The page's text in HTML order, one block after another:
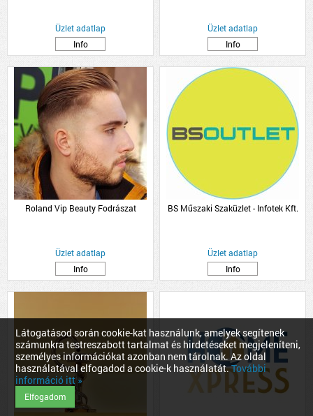
Látogatásod során cookie-kat használunk, amelyek segítenek
számunkra testreszabott tartalmat és hirdetéseket megjeleníteni,
személyes információkat azonban nem tárolnak. Az oldal
használatával elfogadod a cookie-k használatát.További
információ itt »
Elfogadom
Üzlet adatlap
Info
Üzlet adatlap
Info
Roland Vip Beauty Fodrászat
Üzlet adatlap
Info
BS Műszaki Szaküzlet - Infotek Kft.
Üzlet adatlap
Info